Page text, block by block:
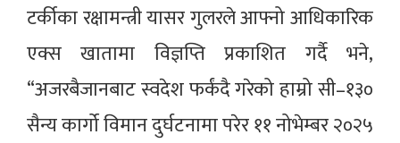
टर्कीका रक्षामन्त्री यासर गुलरले आफ्नो आधिकारिक
एक्स खातामा विज्ञप्ति प्रकाशित गर्दै भने,
“अजरबैजानबाट स्वदेश फर्कंदै गरेको हाम्रो सी–१३०
सैन्य कार्गो विमान दुर्घटनामा परेर ११ नोभेम्बर २०२५